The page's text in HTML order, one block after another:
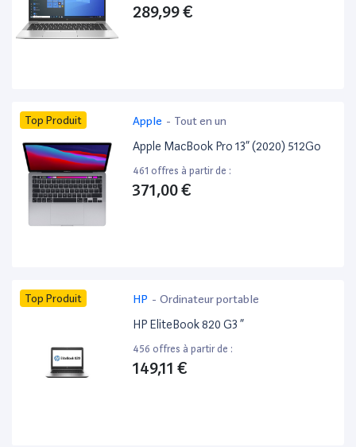
289,99 €
Top Produit Apple - Tout en un
Apple MacBook Pro 13” (2020) 512Go
461 offres à partir de :
371,00 €
Top Produit HP - Ordinateur portable
HP EliteBook 820 G3 ”
456 offres à partir de :
149,11 €